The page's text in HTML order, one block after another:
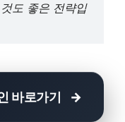
도 좋은 전략입
바로가기